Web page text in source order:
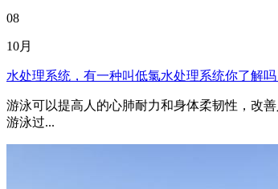
08
10月
水处理系统，有一种叫低氯水处理系统你了解吗
游泳可以提高人的心肺耐力和身体柔韧性，改
游泳过...